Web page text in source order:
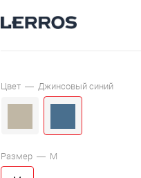
Цвет — Джинсовый синий
Размер — M